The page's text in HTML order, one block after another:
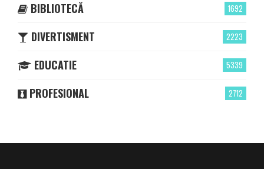
1692
BIBLIOTECĂ
2223
DIVERTISMENT
5339
EDUCATIE
2712
PROFESIONAL